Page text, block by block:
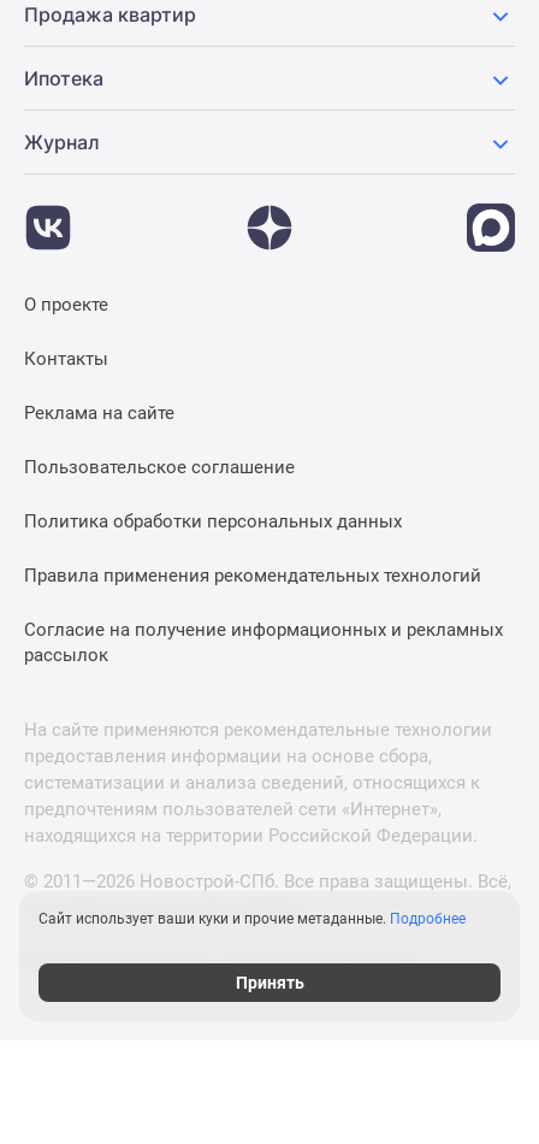
Продажа квартир
Ипотека
Журнал
О проекте
Контакты
Реклама на сайте
Пользовательское соглашение
Политика обработки персональных данных
Правила применения рекомендательных технологий
Согласие на получение информационных и рекламных
рассылок
На сайте применяются рекомендательные технологии
предоставления информации на основе сбора,
систематизации и анализа сведений, относящихся к
предпочтениям пользователей сети «Интернет»,
находящихся на территории Российской Федерации.
© 2011—2026 Новострой-СПб. Все права защищены. Всё,
что нужно знать о новостройках
Новостройки Москвы и Московской области
Сайт использует ваши куки и прочие метаданные. Подробнее
Принять